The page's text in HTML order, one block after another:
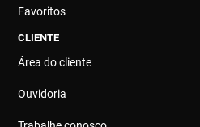
Favoritos
CLIENTE
Área do cliente
Ouvidoria